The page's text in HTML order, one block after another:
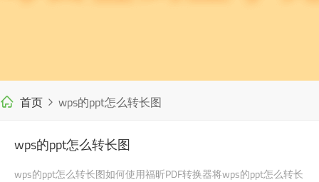
首页 wps的ppt怎么转长图
wps的ppt怎么转长图
wps的ppt怎么转长图如何使用福昕PDF转换器将wps的ppt怎么转长